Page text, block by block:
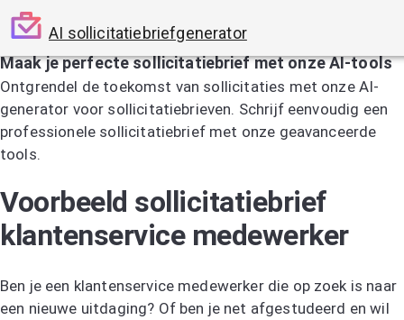
AI sollicitatiebriefgenerator
Maak je perfecte sollicitatiebrief met onze AI-tools
Ontgrendel de toekomst van sollicitaties met onze AI-
generator voor sollicitatiebrieven. Schrijf eenvoudig een
professionele sollicitatiebrief met onze geavanceerde
tools.
Voorbeeld sollicitatiebrief
klantenservice medewerker
Ben je een klantenservice medewerker die op zoek is naar
een nieuwe uitdaging? Of ben je net afgestudeerd en wil